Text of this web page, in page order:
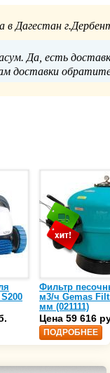
в Дагестан
Да, есть
доставки
Фильтр
м3/ч Gemas
мм (021111)
Цена 59 616
ПОДРОБНЕЕ